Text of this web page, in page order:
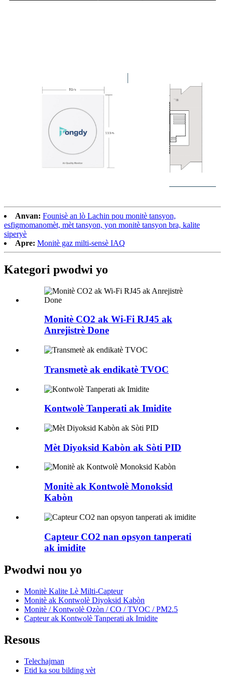
Anvan: Founisè an lò Lachin pou monitè tansyon,
esfigmomanomèt, mèt tansyon, yon monitè tansyon bra, kalite
siperyè
Apre: Monitè gaz milti-sensè IAQ
Kategori pwodwi yo
Monitè CO2 ak Wi-Fi RJ45 ak
Anrejistrè Done
Transmetè ak endikatè TVOC
Kontwolè Tanperati ak Imidite
Mèt Diyoksid Kabòn ak Sòti PID
Monitè ak Kontwolè Monoksid
Kabòn
Capteur CO2 nan opsyon tanperati
ak imidite
Pwodwi nou yo
Monitè Kalite Lè Milti-Capteur
Monitè ak Kontwolè Diyoksid Kabòn
Monitè / Kontwolè Ozòn / CO / TVOC / PM2.5
Capteur ak Kontwolè Tanperati ak Imidite
Resous
Telechajman
Etid ka sou bilding vèt